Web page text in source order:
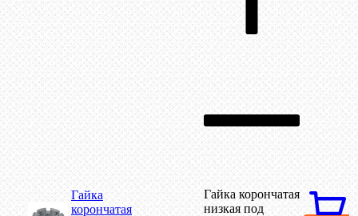
Гайка
корончатая
Гайка корончатая
низкая под